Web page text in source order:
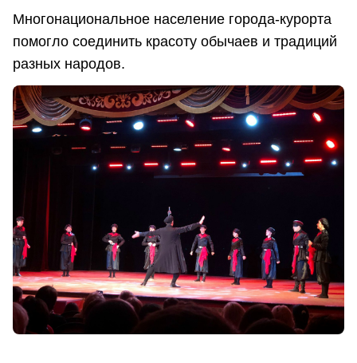
Многонациональное население города-курорта
помогло соединить красоту обычаев и традиций
разных народов.